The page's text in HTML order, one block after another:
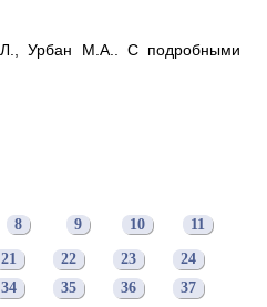
Урбан М.А.. С подробными
8 9 10 11
21 22 23
24
34 35 36
37